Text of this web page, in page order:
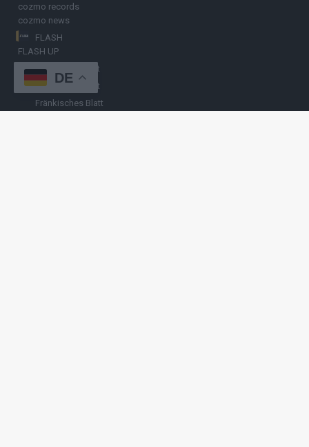
cozmo records
cozmo news
FLASH
FLASH UP
Nürnberger Blatt
Hamburger Blatt
Fränkisches Blatt
DE